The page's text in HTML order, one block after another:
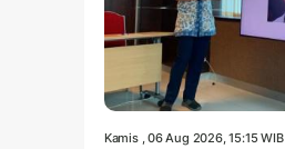
Kamis , 06 Aug 2026, 15:15 WIB